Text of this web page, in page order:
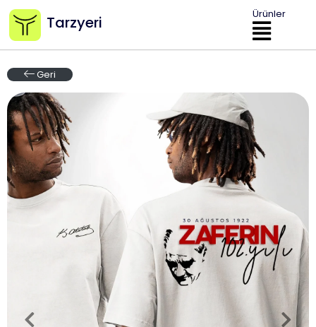
Tarzyeri Ürünler
Geri